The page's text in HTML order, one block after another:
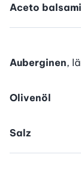
Aceto
Auberginen,
Olivenöl
Salz